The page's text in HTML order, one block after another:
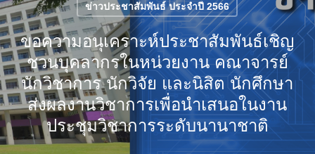
ข่าวประชาสัมพันธ์ ประจำปี 2566
ขอความอนุเคราะห์ประชาสัมพันธ์เชิญ
ชวนบุคลากรในหน่วยงาน คณาจารย์
นักวิชาการ นักวิจัย และนิสิต นักศึกษา
ส่งผลงานวิชาการเพื่อนำเสนอในงาน
ประชุมวิชาการระดับนานาชาติ